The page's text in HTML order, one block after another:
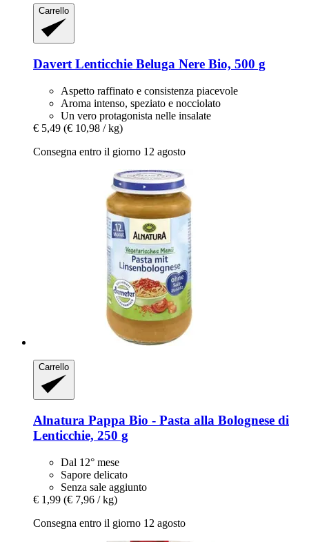
Carrello
Davert Lenticchie Beluga Nere Bio, 500 g
Aspetto raffinato e consistenza piacevole
Aroma intenso, speziato e nocciolato
Un vero protagonista nelle insalate
€ 5,49 (€ 10,98 / kg)
Consegna entro il giorno 12 agosto
Carrello
Alnatura Pappa Bio -​ Pasta alla Bolognese di
Lenticchie, 250 g
Dal 12° mese
Sapore delicato
Senza sale aggiunto
€ 1,99 (€ 7,96 / kg)
Consegna entro il giorno 12 agosto